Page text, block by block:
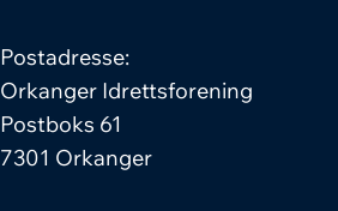
Postadresse:
Orkanger Idrettsforening
Postboks 61
7301 Orkanger